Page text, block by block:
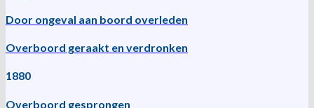
Door ongeval aan boord overleden
Overboord geraakt en verdronken
1880
Overboord gesprongen